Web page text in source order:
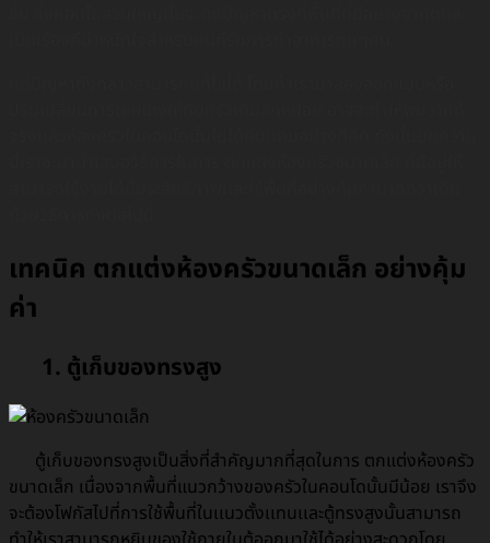
เทคนิค ตกแต่งห้องครัวขนาดเล็ก อย่างคุ้ม
ค่า
1. ตู้เก็บของทรงสูง
ตู้เก็บของทรงสูงเป็นสิ่งที่สำคัญมากที่สุดในการ ตกแต่งห้องครัว
ขนาดเล็ก เนื่องจากพื้นที่แนวกว้างของครัวในคอนโดนั้นมีน้อย เราจึง
จะต้องโฟกัสไปที่การใช้พื้นที่ในเเนวตั้งเเทนเเละตู้ทรงสูงนั้นสามารถ